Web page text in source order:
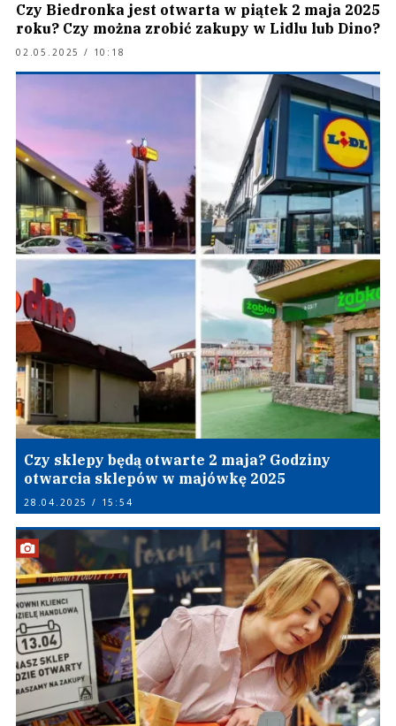
Czy Biedronka jest otwarta w piątek 2 maja 2025
roku? Czy można zrobić zakupy w Lidlu lub Dino?
02.05.2025 / 10:18
Czy sklepy będą otwarte 2 maja? Godziny
otwarcia sklepów w majówkę 2025
28.04.2025 / 15:54